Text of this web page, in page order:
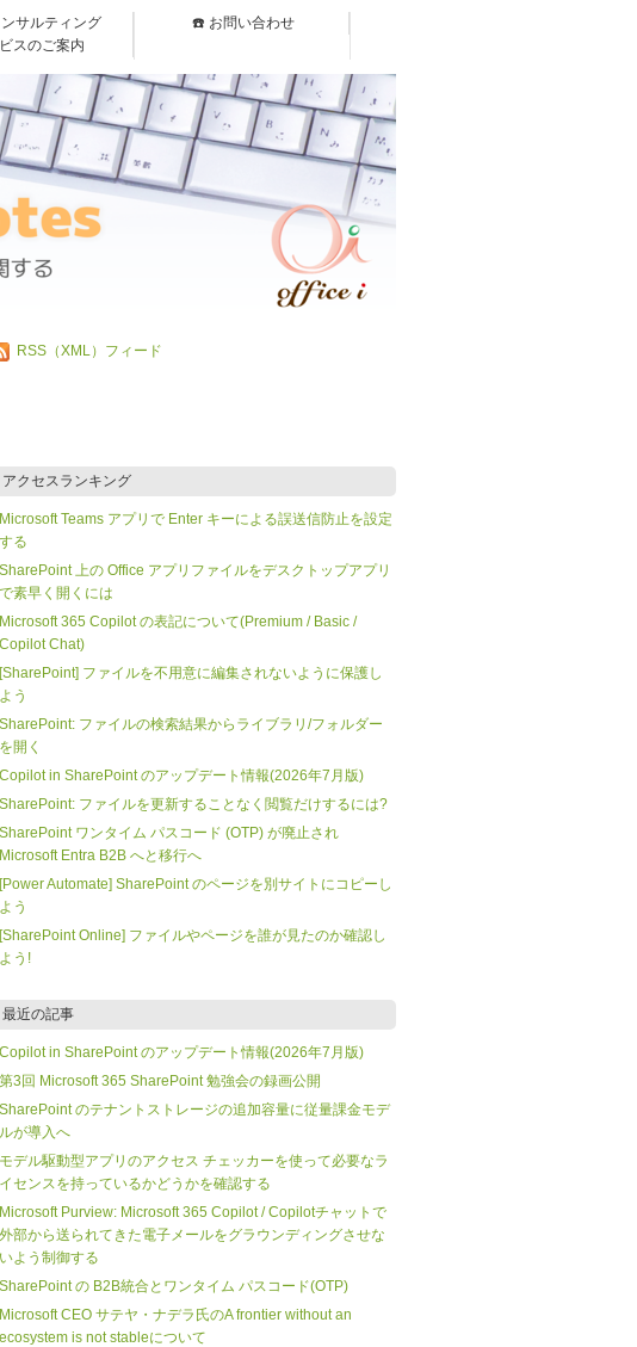
ンサルティング
スのご案内
☎️ お問い合わせ
RSS（XML）フィード
アクセスランキング
Microsoft Teams アプリで Enter キーによる誤送信防止を設定
する
SharePoint 上の Office アプリファイルをデスクトップアプリ
で素早く開くには
Microsoft 365 Copilot の表記について(Premium / Basic /
Copilot Chat)
[SharePoint] ファイルを不用意に編集されないように保護し
よう
SharePoint: ファイルの検索結果からライブラリ/フォルダー
を開く
Copilot in SharePoint のアップデート情報(2026年7月版)
SharePoint: ファイルを更新することなく閲覧だけするには?
SharePoint ワンタイム パスコード (OTP) が廃止され
Microsoft Entra B2B へと移行へ
[Power Automate] SharePoint のページを別サイトにコピーし
よう
[SharePoint Online] ファイルやページを誰が見たのか確認し
よう!
最近の記事
Copilot in SharePoint のアップデート情報(2026年7月版)
第3回 Microsoft 365 SharePoint 勉強会の録画公開
SharePoint のテナントストレージの追加容量に従量課金モデ
ルが導入へ
モデル駆動型アプリのアクセス チェッカーを使って必要なラ
イセンスを持っているかどうかを確認する
Microsoft Purview: Microsoft 365 Copilot / Copilotチャットで
外部から送られてきた電子メールをグラウンディングさせな
いよう制御する
SharePoint の B2B統合とワンタイム パスコード(OTP)
Microsoft CEO サテヤ・ナデラ氏のA frontier without an
ecosystem is not stableについて